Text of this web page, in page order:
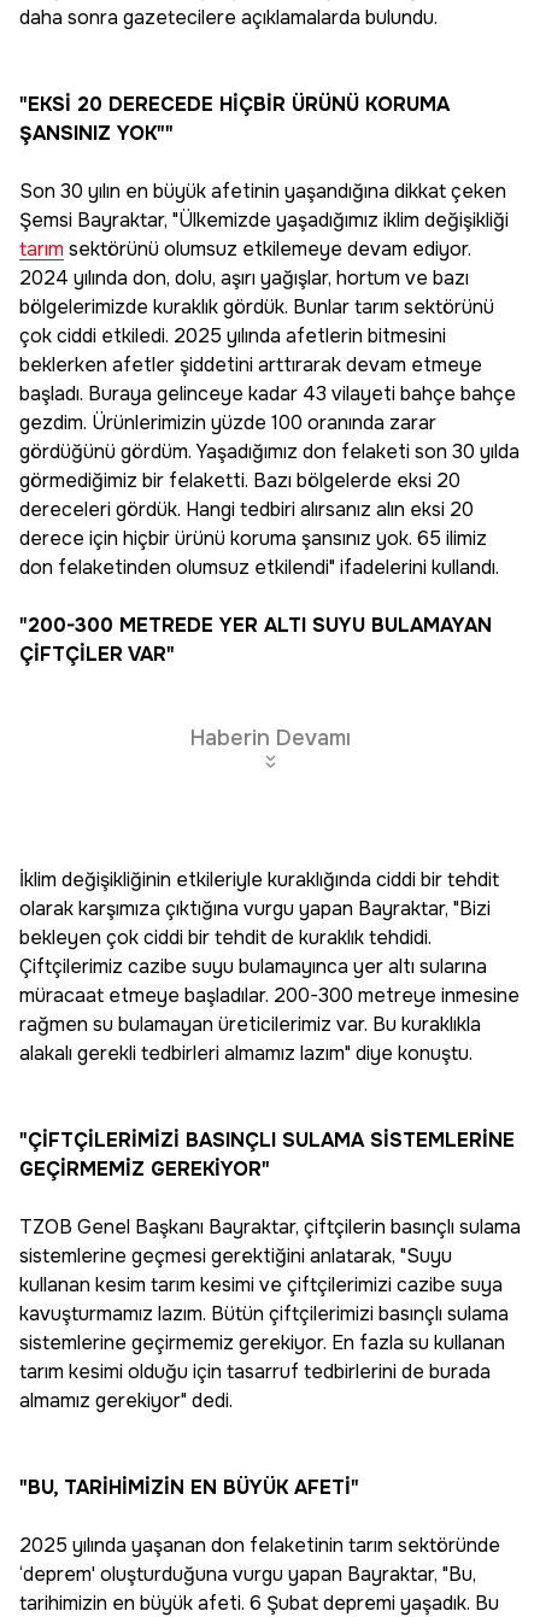
daha sonra gazetecilere açıklamalarda bulundu.
"EKSİ 20 DERECEDE HİÇBİR ÜRÜNÜ KORUMA
ŞANSINIZ YOK""
Son 30 yılın en büyük afetinin yaşandığına dikkat çeken
Şemsi Bayraktar, "Ülkemizde yaşadığımız iklim değişikliği
tarım sektörünü olumsuz etkilemeye devam ediyor.
2024 yılında don, dolu, aşırı yağışlar, hortum ve bazı
bölgelerimizde kuraklık gördük. Bunlar tarım sektörünü
çok ciddi etkiledi. 2025 yılında afetlerin bitmesini
beklerken afetler şiddetini arttırarak devam etmeye
başladı. Buraya gelinceye kadar 43 vilayeti bahçe bahçe
gezdim. Ürünlerimizin yüzde 100 oranında zarar
gördüğünü gördüm. Yaşadığımız don felaketi son 30 yılda
görmediğimiz bir felaketti. Bazı bölgelerde eksi 20
dereceleri gördük. Hangi tedbiri alırsanız alın eksi 20
derece için hiçbir ürünü koruma şansınız yok. 65 ilimiz
don felaketinden olumsuz etkilendi" ifadelerini kullandı.
"200-300 METREDE YER ALTI SUYU BULAMAYAN
ÇİFTÇİLER VAR"
Haberin Devamı
İklim değişikliğinin etkileriyle kuraklığında ciddi bir tehdit
olarak karşımıza çıktığına vurgu yapan Bayraktar, "Bizi
bekleyen çok ciddi bir tehdit de kuraklık tehdidi.
Çiftçilerimiz cazibe suyu bulamayınca yer altı sularına
müracaat etmeye başladılar. 200-300 metreye inmesine
rağmen su bulamayan üreticilerimiz var. Bu kuraklıkla
alakalı gerekli tedbirleri almamız lazım" diye konuştu.
"ÇİFTÇİLERİMİZİ BASINÇLI SULAMA SİSTEMLERİNE
GEÇİRMEMİZ GEREKİYOR"
TZOB Genel Başkanı Bayraktar, çiftçilerin basınçlı sulama
sistemlerine geçmesi gerektiğini anlatarak, "Suyu
kullanan kesim tarım kesimi ve çiftçilerimizi cazibe suya
kavuşturmamız lazım. Bütün çiftçilerimizi basınçlı sulama
sistemlerine geçirmemiz gerekiyor. En fazla su kullanan
tarım kesimi olduğu için tasarruf tedbirlerini de burada
almamız gerekiyor" dedi.
"BU, TARİHİMİZİN EN BÜYÜK AFETİ"
2025 yılında yaşanan don felaketinin tarım sektöründe
‘deprem' oluşturduğuna vurgu yapan Bayraktar, "Bu,
tarihimizin en büyük afeti. 6 Şubat depremi yaşadık. Bu